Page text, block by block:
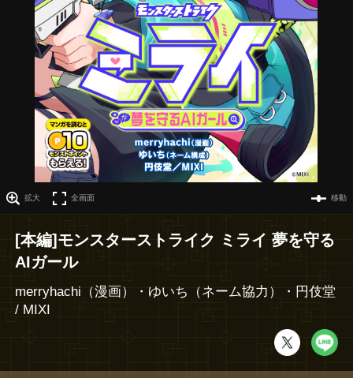
拡大 全画面 移動
[本編]モンスターストライク ミライ 夢を守る
AIガール
merryhachi（漫画）・ゆいち（ネーム協力）・円伎堂
/ MIXI